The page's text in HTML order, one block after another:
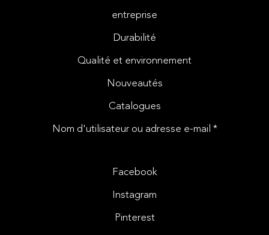
entreprise
Durabilité
Qualité et environnement
Nouveautés
Catalogues
Nom d'utilisateur ou adresse e-mail *
Facebook
Instagram
Pinterest